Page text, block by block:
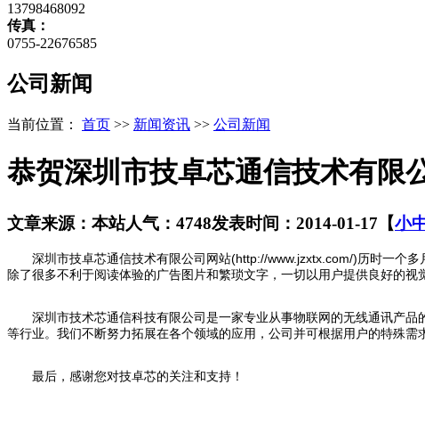
13798468092
传真：
0755-22676585
公司新闻
当前位置： 首页 >> 新闻资讯 >> 公司新闻
恭贺深圳市技卓芯通信技术有限
文章来源：本站人气：4748发表时间：2014-01-17 【小
深圳市技卓芯通信技术有限公司网站(http://www.jzxtx.com/)历时一个多
除了很多不利于阅读体验的广告图片和繁琐文字，一切以用户提供良好的视
深圳市技术芯通信科技有限公司是一家专业从事物联网的无线通讯产
等行业。我们不断努力拓展在各个领域的应用，公司并可根据用户的特殊需
最后，感谢您对技卓芯的关注和支持！